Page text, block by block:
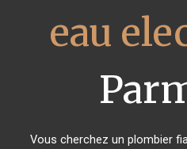
eau
Vous cherchez un plombier